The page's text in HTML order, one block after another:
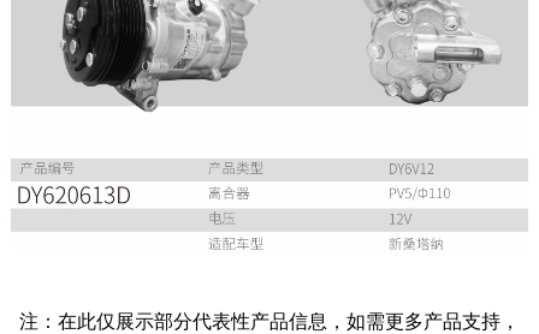
注：在此仅展示部分代表性产品信息，如需更多产品支持，